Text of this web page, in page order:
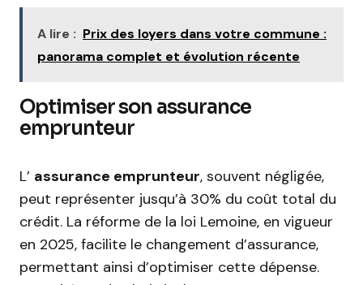
A lire : Prix des loyers dans votre commune :
panorama complet et évolution récente
Optimiser son assurance
emprunteur
L’ assurance emprunteur, souvent négligée,
peut représenter jusqu’à 30% du coût total du
crédit. La réforme de la loi Lemoine, en vigueur
en 2025, facilite le changement d’assurance,
permettant ainsi d’optimiser cette dépense.